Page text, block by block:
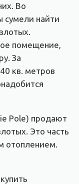
Во
сумели найти
помещение,
За
кв. метров
Pole) продают
Это часть
отоплением.